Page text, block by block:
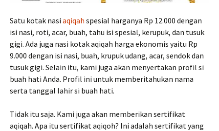
Satu kotak nasi aqiqah spesial harganya Rp 12.000 dengan
isi nasi, roti, acar, buah, tahu isi spesial, kerupuk, dan tusuk
gigi. Ada juga nasi kotak aqiqah harga ekonomis yaitu Rp
9.000 dengan isi nasi, buah, krupuk udang, acar, sendok dan
tusuk gigi. Selain itu, kami juga akan menyertakan profil si
buah hati Anda. Profil ini untuk memberitahukan nama
serta tanggal lahir si buah hati.
Tidak itu saja. Kami juga akan memberikan sertifikat
aqiqah. Apa itu sertifikat aqiqoh? Ini adalah sertifikat yang